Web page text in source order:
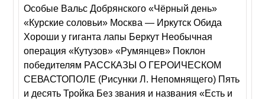
Особые Вальс Добрянского «Чёрный день»
«Курские соловьи» Москва — Иркутск Обида
Хороши у гиганта лапы Беркут Необычная
операция «Кутузов» «Румянцев» Поклон
победителям РАССКАЗЫ О ГЕРОИЧЕСКОМ
СЕВАСТОПОЛЕ (Рисунки Л. Непомнящего) Пять
и десять Тройка Без звания и названия «Есть и